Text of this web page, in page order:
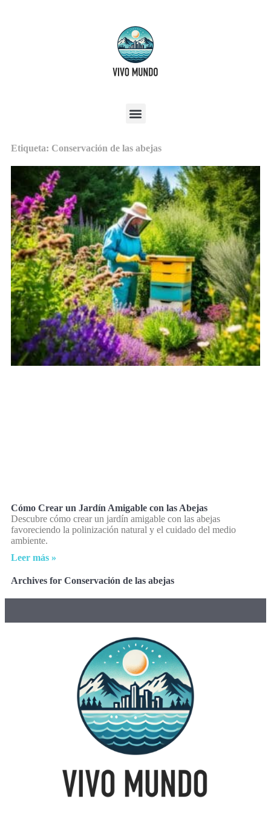
Etiqueta: Conservación de las abejas
Cómo Crear un Jardín Amigable con las Abejas
Descubre cómo crear un jardín amigable con las abejas
favoreciendo la polinización natural y el cuidado del medio
ambiente.
Leer más »
Archives for Conservación de las abejas